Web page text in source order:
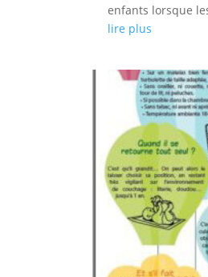
enfants lorsque
lire plus